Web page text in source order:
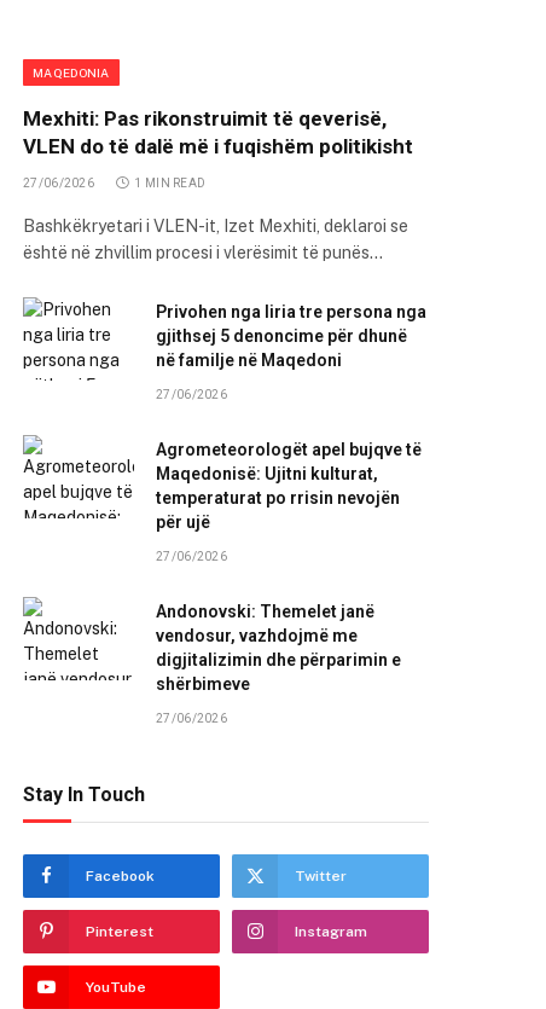
MAQEDONIA
Mexhiti: Pas rikonstruimit të qeverisë,
VLEN do të dalë më i fuqishëm politikisht
27/06/2026 1 MIN READ
Bashkëkryetari i VLEN-it, Izet Mexhiti, deklaroi se
është në zhvillim procesi i vlerësimit të punës…
Privohen nga liria tre persona nga
gjithsej 5 denoncime për dhunë
në familje në Maqedoni
27/06/2026
Agrometeorologët apel bujqve të
Maqedonisë: Ujitni kulturat,
temperaturat po rrisin nevojën
për ujë
27/06/2026
Andonovski: Themelet janë
vendosur, vazhdojmë me
digjitalizimin dhe përparimin e
shërbimeve
27/06/2026
Stay In Touch
Facebook Twitter
Pinterest Instagram
YouTube